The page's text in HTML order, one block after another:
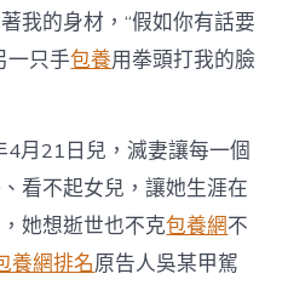
無
期〉
中
我的身材，“假如你有話要
一只手包養用拳頭打我的臉
月21日兒，滅妻讓每一個
看不起女兒，讓她生涯在
她想逝世也不克包養網不
養網排名原告人吳某甲駕